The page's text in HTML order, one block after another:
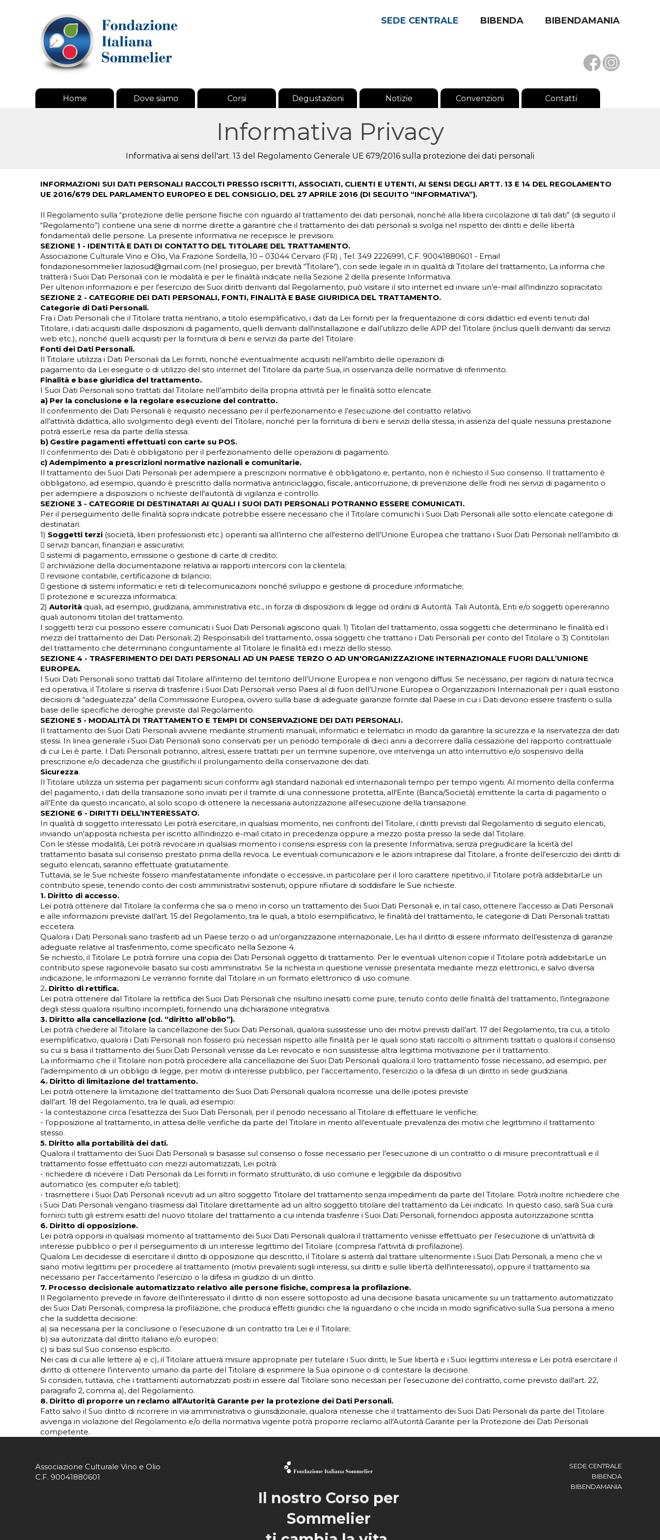
Home Dove siamo Corsi Degustazioni Notizie Convenzioni Contatti
SEDE CENTRALE BIBENDA BIBENDAMANIA
Informativa Privacy
Informativa ai sensi dell'art. 13 del Regolamento Generale UE 679/2016 sulla protezione dei dati personali
INFORMAZIONI SUI DATI PERSONALI RACCOLTI PRESSO ISCRITTI, ASSOCIATI, CLIENTI E UTENTI, AI SENSI DEGLI ARTT. 13 E 14 DEL REGOLAMENTO
UE 2016/679 DEL PARLAMENTO EUROPEO E DEL CONSIGLIO, DEL 27 APRILE 2016 (DI SEGUITO “INFORMATIVA”).
Il Regolamento sulla “protezione delle persone fisiche con riguardo al trattamento dei dati personali, nonché alla libera circolazione di tali dati” (di seguito il
“Regolamento”) contiene una serie di norme dirette a garantire che il trattamento dei dati personali si svolga nel rispetto dei diritti e delle libertà
fondamentali delle persone. La presente informativa ne recepisce le previsioni.
SEZIONE 1 - IDENTITÀ E DATI DI CONTATTO DEL TITOLARE DEL TRATTAMENTO.
Associazione Culturale Vino e Olio, Via Frazione Sordella, 10 – 03044 Cervaro (FR) , Tel. 349 2226991, C.F. 90041880601 - Email
fondazionesommelier.laziosud@gmail.com (nel prosieguo, per brevità “Titolare”), con sede legale in in qualità di Titolare del trattamento, La informa che
tratterà i Suoi Dati Personali con le modalità e per le finalità indicate nella Sezione 2 della presente Informativa.
Per ulteriori informazioni e per l'esercizio dei Suoi diritti derivanti dal Regolamento, può visitare il sito internet ed inviare un’e-mail all’indirizzo sopracitato.
SEZIONE 2 - CATEGORIE DEI DATI PERSONALI, FONTI, FINALITÀ E BASE GIURIDICA DEL TRATTAMENTO.
Categorie di Dati Personali.
Fra i Dati Personali che il Titolare tratta rientrano, a titolo esemplificativo, i dati da Lei forniti per la frequentazione di corsi didattici ed eventi tenuti dal
Titolare, i dati acquisiti dalle disposizioni di pagamento, quelli derivanti dall'installazione e dall’utilizzo delle APP del Titolare (inclusi quelli derivanti dai servizi
web etc.), nonché quelli acquisiti per la fornitura di beni e servizi da parte del Titolare.
Fonti dei Dati Personali.
Il Titolare utilizza i Dati Personali da Lei forniti, nonché eventualmente acquisiti nell’ambito delle operazioni di
pagamento da Lei eseguite o di utilizzo del sito internet del Titolare da parte Sua, in osservanza delle normative di riferimento.
Finalità e base giuridica del trattamento.
I Suoi Dati Personali sono trattati dal Titolare nell’ambito della propria attività per le finalità sotto elencate.
a) Per la conclusione e la regolare esecuzione del contratto.
Il conferimento dei Dati Personali è requisito necessario per il perfezionamento e l’esecuzione del contratto relativo
all’attività didattica, allo svolgimento degli eventi del Titolare, nonché per la fornitura di beni e servizi della stessa, in assenza del quale nessuna prestazione
potrà esserLe resa da parte della stessa.
b) Gestire pagamenti effettuati con carte su POS.
Il conferimento dei Dati è obbligatorio per il perfezionamento delle operazioni di pagamento.
c) Adempimento a prescrizioni normative nazionali e comunitarie.
Il trattamento dei Suoi Dati Personali per adempiere a prescrizioni normative è obbligatorio e, pertanto, non è richiesto il Suo consenso. Il trattamento è
obbligatorio, ad esempio, quando è prescritto dalla normativa antiriciclaggio, fiscale, anticorruzione, di prevenzione delle frodi nei servizi di pagamento o
per adempiere a disposizioni o richieste dell'autorità di vigilanza e controllo.
SEZIONE 3 - CATEGORIE DI DESTINATARI AI QUALI I SUOI DATI PERSONALI POTRANNO ESSERE COMUNICATI.
Per il perseguimento delle finalità sopra indicate potrebbe essere necessario che il Titolare comunichi i Suoi Dati Personali alle sotto elencate categorie di
destinatari.
1) Soggetti terzi (società, liberi professionisti etc.) operanti sia all’interno che all'esterno dell’Unione Europea che trattano i Suoi Dati Personali nell’ambito di:
 servizi bancari, finanziari e assicurativi;
 sistemi di pagamento, emissione o gestione di carte di credito;
 archiviazione della documentazione relativa ai rapporti intercorsi con la clientela;
 revisione contabile, certificazione di bilancio;
 gestione di sistemi informatici e reti di telecomunicazioni nonché sviluppo e gestione di procedure informatiche;
 protezione e sicurezza informatica;
2) Autorità quali, ad esempio, giudiziaria, amministrativa etc., in forza di disposizioni di legge od ordini di Autorità. Tali Autorità, Enti e/o soggetti opereranno
quali autonomi titolari del trattamento.
I soggetti terzi cui possono essere comunicati i Suoi Dati Personali agiscono quali: 1) Titolari del trattamento, ossia soggetti che determinano le finalità ed i
mezzi del trattamento dei Dati Personali; 2) Responsabili del trattamento, ossia soggetti che trattano i Dati Personali per conto del Titolare o 3) Contitolari
del trattamento che determinano congiuntamente al Titolare le finalità ed i mezzi dello stesso.
SEZIONE 4 - TRASFERIMENTO DEI DATI PERSONALI AD UN PAESE TERZO O AD UN'ORGANIZZAZIONE INTERNAZIONALE FUORI DALL’UNIONE
EUROPEA.
I Suoi Dati Personali sono trattati dal Titolare all’interno del territorio dell’Unione Europea e non vengono diffusi. Se necessario, per ragioni di natura tecnica
ed operativa, il Titolare si riserva di trasferire i Suoi Dati Personali verso Paesi al di fuori dell’Unione Europea o Organizzazioni Internazionali per i quali esistono
decisioni di “adeguatezza” della Commissione Europea, ovvero sulla base di adeguate garanzie fornite dal Paese in cui i Dati devono essere trasferiti o sulla
base delle specifiche deroghe previste dal Regolamento.
SEZIONE 5 - MODALITÀ DI TRATTAMENTO E TEMPI DI CONSERVAZIONE DEI DATI PERSONALI.
Il trattamento dei Suoi Dati Personali avviene mediante strumenti manuali, informatici e telematici in modo da garantire la sicurezza e la riservatezza dei dati
stessi. In linea generale i Suoi Dati Personali sono conservati per un periodo temporale di dieci anni a decorrere dalla cessazione del rapporto contrattuale
di cui Lei è parte. I Dati Personali potranno, altresì, essere trattati per un termine superiore, ove intervenga un atto interruttivo e/o sospensivo della
prescrizione e/o decadenza che giustifichi il prolungamento della conservazione dei dati.
Sicurezza.
Il Titolare utilizza un sistema per pagamenti sicuri conformi agli standard nazionali ed internazionali tempo per tempo vigenti. Al momento della conferma
del pagamento, i dati della transazione sono inviati per il tramite di una connessione protetta, all'Ente (Banca/Società) emittente la carta di pagamento o
all’Ente da questo incaricato, al solo scopo di ottenere la necessaria autorizzazione all'esecuzione della transazione.
SEZIONE 6 - DIRITTI DELL’INTERESSATO.
In qualità di soggetto interessato Lei potrà esercitare, in qualsiasi momento, nei confronti del Titolare, i diritti previsti dal Regolamento di seguito elencati,
inviando un'apposita richiesta per iscritto all'indirizzo e-mail citato in precedenza oppure a mezzo posta presso la sede dal Titolare.
Con le stesse modalità, Lei potrà revocare in qualsiasi momento i consensi espressi con la presente Informativa, senza pregiudicare la liceità del
trattamento basata sul consenso prestato prima della revoca. Le eventuali comunicazioni e le azioni intraprese dal Titolare, a fronte dell'esercizio dei diritti di
seguito elencati, saranno effettuate gratuitamente.
Tuttavia, se le Sue richieste fossero manifestatamente infondate o eccessive, in particolare per il loro carattere ripetitivo, il Titolare potrà addebitarLe un
contributo spese, tenendo conto dei costi amministrativi sostenuti, oppure rifiutare di soddisfare le Sue richieste.
1. Diritto di accesso.
Lei potrà ottenere dal Titolare la conferma che sia o meno in corso un trattamento dei Suoi Dati Personali e, in tal caso, ottenere l’accesso ai Dati Personali
e alle informazioni previste dall’art. 15 del Regolamento, tra le quali, a titolo esemplificativo, le finalità del trattamento, le categorie di Dati Personali trattati
eccetera.
Qualora i Dati Personali siano trasferiti ad un Paese terzo o ad un’organizzazione internazionale, Lei ha il diritto di essere informato dell’esistenza di garanzie
adeguate relative al trasferimento, come specificato nella Sezione 4.
Se richiesto, il Titolare Le potrà fornire una copia dei Dati Personali oggetto di trattamento. Per le eventuali ulteriori copie il Titolare potrà addebitarLe un
contributo spese ragionevole basato sui costi amministrativi. Se la richiesta in questione venisse presentata mediante mezzi elettronici, e salvo diversa
indicazione, le informazioni Le verranno fornite dal Titolare in un formato elettronico di uso comune.
2. Diritto di rettifica.
Lei potrà ottenere dal Titolare la rettifica dei Suoi Dati Personali che risultino inesatti come pure, tenuto conto delle finalità del trattamento, l’integrazione
degli stessi qualora risultino incompleti, fornendo una dichiarazione integrativa.
3. Diritto alla cancellazione (cd. “diritto all’oblìo”).
Lei potrà chiedere al Titolare la cancellazione dei Suoi Dati Personali, qualora sussistesse uno dei motivi previsti dall’art. 17 del Regolamento, tra cui, a titolo
esemplificativo, qualora i Dati Personali non fossero più necessari rispetto alle finalità per le quali sono stati raccolti o altrimenti trattati o qualora il consenso
su cui si basa il trattamento dei Suoi Dati Personali venisse da Lei revocato e non sussistesse altra legittima motivazione per il trattamento.
La informiamo che il Titolare non potrà procedere alla cancellazione dei Suoi Dati Personali qualora il loro trattamento fosse necessario, ad esempio, per
l’adempimento di un obbligo di legge, per motivi di interesse pubblico, per l’accertamento, l’esercizio o la difesa di un diritto in sede giudiziaria.
4. Diritto di limitazione del trattamento.
Lei potrà ottenere la limitazione del trattamento dei Suoi Dati Personali qualora ricorresse una delle ipotesi previste
dall’art. 18 del Regolamento, tra le quali, ad esempio:
- la contestazione circa l’esattezza dei Suoi Dati Personali, per il periodo necessario al Titolare di effettuare le verifiche;
- l’opposizione al trattamento, in attesa delle verifiche da parte del Titolare in merito all’eventuale prevalenza dei motivi che legittimino il trattamento
stesso.
5. Diritto alla portabilità dei dati.
Qualora il trattamento dei Suoi Dati Personali si basasse sul consenso o fosse necessario per l’esecuzione di un contratto o di misure precontrattuali e il
trattamento fosse effettuato con mezzi automatizzati, Lei potrà:
- richiedere di ricevere i Dati Personali da Lei forniti in formato strutturato, di uso comune e leggibile da dispositivo
automatico (es. computer e/o tablet);
- trasmettere i Suoi Dati Personali ricevuti ad un altro soggetto Titolare del trattamento senza impedimenti da parte del Titolare. Potrà inoltre richiedere che
i Suoi Dati Personali vengano trasmessi dal Titolare direttamente ad un altro soggetto titolare del trattamento da Lei indicato. In questo caso, sarà Sua cura
fornirci tutti gli estremi esatti del nuovo titolare del trattamento a cui intenda trasferire i Suoi Dati Personali, fornendoci apposita autorizzazione scritta.
6. Diritto di opposizione.
Lei potrà opporsi in qualsiasi momento al trattamento dei Suoi Dati Personali qualora il trattamento venisse effettuato per l’esecuzione di un’attività di
interesse pubblico o per il perseguimento di un interesse legittimo del Titolare (compresa l'attività di profilazione).
Qualora Lei decidesse di esercitare il diritto di opposizione qui descritto, il Titolare si asterrà dal trattare ulteriormente i Suoi Dati Personali, a meno che vi
siano motivi legittimi per procedere al trattamento (motivi prevalenti sugli interessi, sui diritti e sulle libertà dell'interessato), oppure il trattamento sia
necessario per l'accertamento l’esercizio o la difesa in giudizio di un diritto.
7. Processo decisionale automatizzato relativo alle persone fisiche, compresa la profilazione.
Il Regolamento prevede in favore dell’interessato il diritto di non essere sottoposto ad una decisione basata unicamente su un trattamento automatizzato
dei Suoi Dati Personali, compresa la profilazione, che produca effetti giuridici che la riguardano o che incida in modo significativo sulla Sua persona a meno
che la suddetta decisione:
a) sia necessaria per la conclusione o l’esecuzione di un contratto tra Lei e il Titolare;
b) sia autorizzata dal diritto italiano e/o europeo;
c) si basi sul Suo consenso esplicito.
Nei casi di cui alle lettere a) e c), il Titolare attuerà misure appropriate per tutelare i Suoi diritti, le Sue libertà e i Suoi legittimi interessi e Lei potrà esercitare il
diritto di ottenere l’intervento umano da parte del Titolare di esprimere la Sua opinione o di contestare la decisione.
Si consideri, tuttavia, che i trattamenti automatizzati posti in essere dal Titolare sono necessari per l’esecuzione del contratto, come previsto dall'art. 22,
paragrafo 2, comma a), del Regolamento.
8. Diritto di proporre un reclamo all’Autorità Garante per la protezione dei Dati Personali.
Fatto salvo il Suo diritto di ricorrere in via amministrativa o giurisdizionale, qualora ritenesse che il trattamento dei Suoi Dati Personali da parte del Titolare
avvenga in violazione del Regolamento e/o della normativa vigente potrà proporre reclamo all'Autorità Garante per la Protezione dei Dati Personali
competente.
Associazione Culturale Vino e Olio
C.F. 90041880601
Il nostro Corso per
Sommelier
SEDE CENTRALE
BIBENDA
BIBENDAMANIA